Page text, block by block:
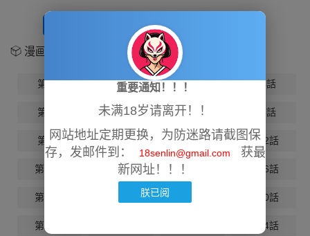
放入书架
漫画章节
第1話 第2話 第3話 第4話
第5話 第6話 第7話 第8話
第9話 第10話 第11話 第12話
第13話 第14話 第15話 第16話
第17話 第20話
第21話 第24話
重要通知！！！
未满18岁请离开！！
网站地址定期更换，为防迷路请截图保
存，发邮件到：
18senlin@gmail.com
获最
新网址！！！
朕已阅